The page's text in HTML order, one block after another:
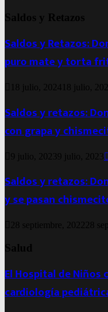
Saldos y Retazos
Saldos y Retazos:
puro mate y torta
18 julio, 2024 18 julio,
Saldos y retazos:
con grapa y
9 julio, 20239 julio, 2023
Saldos y retazos:
y se pasan
28 septiembre, 2022 28
Salud
El Hospital de
cardiología